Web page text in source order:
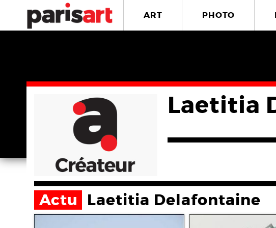
ART PHOTO
Laetitia
Actu Laetitia Delafontaine